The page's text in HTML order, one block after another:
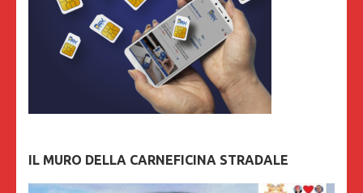
IL MURO DELLA CARNEFICINA STRADALE